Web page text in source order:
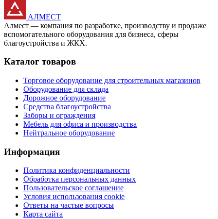
АЛМЕСТ
Алмест — компания по разработке, производству и продаже
вспомогательного оборудования для бизнеса, сферы
благоустройства и ЖКХ.
Каталог товаров
Торговое оборудование для строительных магазинов
Оборудование для склада
Дорожное оборудование
Средства благоустройства
Заборы и ограждения
Мебель для офиса и производства
Нейтральное оборудование
Информация
Политика конфиденциальности
Обработка персональных данных
Пользовательское соглашение
Условия использования cookie
Ответы на частые вопросы
Карта сайта